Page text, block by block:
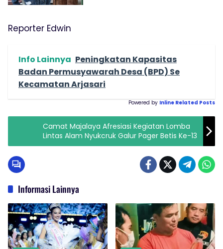
Reporter Edwin
Info Lainnya Peningkatan Kapasitas
Badan Permusyawarah Desa (BPD) Se
Kecamatan Arjasari
Powered by Inline Related Posts
Camat Majalaya Afresiasi Kegiatan Lomba
Lintas Alam Nyukcruk Galur Pager Betis Ke-13
Informasi Lainnya